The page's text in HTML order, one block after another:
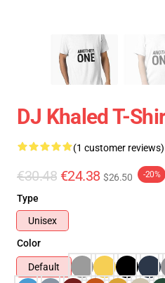
DJ Khaled T-
(1 customer reviews)
€30.48 €24.38 $26.50 -20%
Type
Unisex
Color
Default